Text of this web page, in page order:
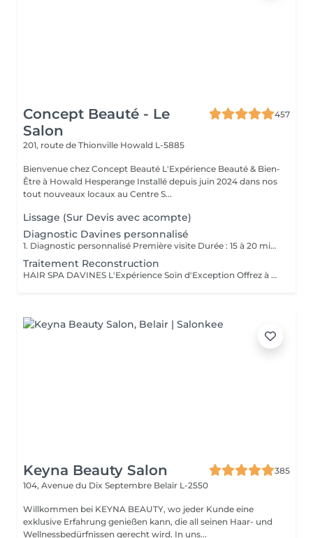
Concept Beauté - Le
Salon
457
201, route de Thionville Howald L-5885
Bienvenue chez Concept Beauté L'Expérience Beauté & Bien-
Être à Howald Hesperange Installé depuis juin 2024 dans nos
tout nouveaux locaux au Centre S...
Lissage (Sur Devis avec acompte)
Diagnostic Davines personnalisé
1. Diagnostic personnalisé Première visite Durée : 15 à 20 minutes Service offert et obligatoire pour votre 1er rendez-vous; Lors de votre première visite dans notre salon, nous vous offrons un diagnostic personnalisé obligatoire, afin de faire connaissance, comprendre vos habitudes capillaires, vos attentes, vos envies mais aussi les particularités de votre cheveu et de votre cuir chevelu. Nous prenons le temps d'analyser ensemble la texture, la santé de vos cheveux, votre morphologie, votre style de vie et votre routine beauté pour vous proposer un accompagnement sur-mesure. Ce moment d'échange nous permet de bâtir une relation de confiance, de vous conseiller les prestations les plus adaptées et de vous guider vers un résultat à la hauteur de vos attentes. Ce diagnostic est la base indispensable pour toute prestation, et particulièrement essentiel pour garantir cohérence, satisfaction et sécurité dès la première rencontre. 2. Conseil transformation / relooking Durée : 20 à 30 minutes Service offert sur rendez-vous Vous envisagez un changement de look, une transformation capillaire ou un relooking complet ? Nous vous proposons un rendez-vous conseil dédié. Ce service est inclus gracieusement en complément d'un rendez-vous déjà réservé en ligne (coupe, couleur, etc.) lorsque vous souhaitez un changement de style ou une transformation capillaire. Il sera ajouté à votre prestation demandée afin de nous permettre de prendre le temps nécessaire pour un conseil personnalisé, sans impacter la qualité de notre travail. Lors de cette consultation, nous échangeons en profondeur sur vos envies de changement : nouvelle coupe, nouvelle couleur, style différent, inspiration particulière Nous réalisons une analyse morphologique, une étude de vos traits, de votre carnation, de vos cheveux et de votre style de vie pour vous orienter vers des propositions cohérentes et valorisantes. Ce service est vivement conseillé avant toute transformation afin d'assurer un résultat harmonieux, durable et en accord avec votre personnalité.
Traitement Reconstruction
HAIR SPA DAVINES L'Expérience Soin d'Exception Offrez à vos cheveux et votre cuir chevelu un rituel sur mesure grâce aux Hair Spa Davines, une gamme de traitements professionnels conçus pour répondre aux besoins spécifiques de votre fibre capillaire. Chaque soin est réalisé avec des formules naturelles, riches en actifs puissants, pour des cheveux plus forts, plus sains et éclatants de beauté. Traitement Reconstruction Soin Profond Réparateur Idéal pour les cheveux abîmés, fragilisés ou sensibilisés par les colorations, la chaleur et les agressions extérieures. Ce soin hautement concentré en protéines végétales et kératine pénètre en profondeur pour renforcer la fibre capillaire et lui redonner élasticité, douceur et résistance. Répare et reconstruit la fibre capillaire Réduit la casse et renforce les longueurs Apporte douceur et brillance Offrez à vos cheveux l'expertise des Hair Spa Davines et profitez d'un moment de détente absolue dans notre salon !
Keyna Beauty Salon
385
104, Avenue du Dix Septembre Belair L-2550
Willkommen bei KEYNA BEAUTY, wo jeder Kunde eine
exklusive Erfahrung genießen kann, die all seinen Haar- und
Wellnessbedürfnissen gerecht wird. In uns...